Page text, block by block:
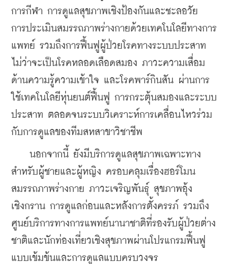
การกีฬา การดูแลสุขภาพเชิงป้องกันและชะลอวัย
การประเมินสมรรถภาพร่างกายด้วยเทคโนโลยีทางการ
แพทย์ รวมถึงการฟื้นฟูผู้ป่วยโรคทางระบบประสาท
ไม่ว่าจะเป็นโรคหลอดเลือดสมอง ภาวะความเสื่อม
ด้านความรู้ความเข้าใจ และโรคพาร์กินสัน ผ่านการ
ใช้เทคโนโลยีหุ่นยนต์ฟื้นฟู การกระตุ้นสมองและระบบ
ประสาท ตลอดจนระบบวิเคราะห์การเคลื่อนไหวร่วม
กับการดูแลของทีมสหสาขาวิชาชีพ
นอกจากนี้ ยังมีบริการดูแลสุขภาพเฉพาะทาง
สำหรับผู้ชายและผู้หญิง ครอบคลุมเรื่องฮอร์โมน
สมรรถภาพร่างกาย ภาวะเจริญพันธุ์ สุขภาพอุ้ง
เชิงกราน การดูแลก่อนและหลังการตั้งครรภ์ รวมถึง
ศูนย์บริการทางการแพทย์นานาชาติที่รองรับผู้ป่วยต่าง
ชาติและนักท่องเที่ยวเชิงสุขภาพผ่านโปรแกรมฟื้นฟู
แบบเข้มข้นและการดูแลแบบครบวงจร